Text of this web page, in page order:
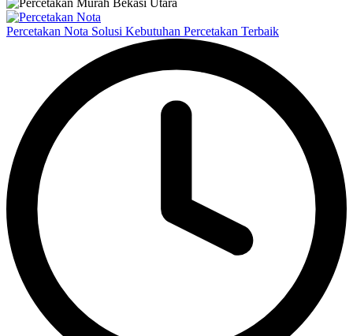
Percetakan Nota Solusi Kebutuhan Percetakan Terbaik